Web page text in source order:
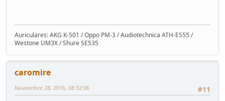
Auriculares: AKG K-501 / Oppo PM-3 / Audiotechnica ATH-ES55 /
Westone UM3X / Shure SE535
caromire
#11
Noviembre 28, 2016, 08:32:06